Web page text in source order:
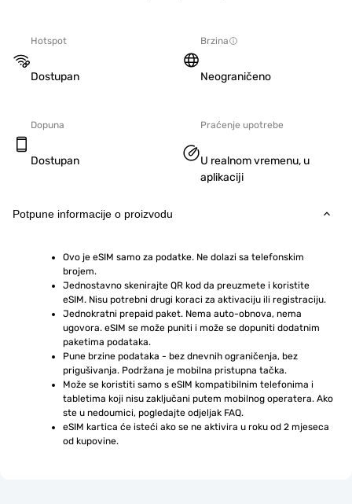
Hotspot
Dostupan
Brzina
Neograničeno
Dopuna
Dostupan
Praćenje upotrebe
U realnom vremenu, u
aplikaciji
Potpune informacije o proizvodu
Ovo je eSIM samo za podatke. Ne dolazi sa telefonskim
brojem.
Jednostavno skenirajte QR kod da preuzmete i koristite
eSIM. Nisu potrebni drugi koraci za aktivaciju ili registraciju.
Jednokratni prepaid paket. Nema auto-obnova, nema
ugovora. eSIM se može puniti i može se dopuniti dodatnim
paketima podataka.
Pune brzine podataka - bez dnevnih ograničenja, bez
prigušivanja. Podržana je mobilna pristupna tačka.
Može se koristiti samo s eSIM kompatibilnim telefonima i
tabletima koji nisu zaključani putem mobilnog operatera. Ako
ste u nedoumici, pogledajte odjeljak FAQ.
eSIM kartica će isteći ako se ne aktivira u roku od 2 mjeseca
od kupovine.